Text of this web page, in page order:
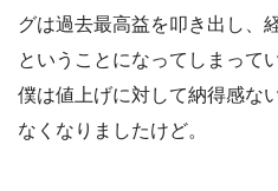
グは過去最高益を叩き出し、
ということになってしまって
僕は値上げに対して納得感な
なくなりましたけど。